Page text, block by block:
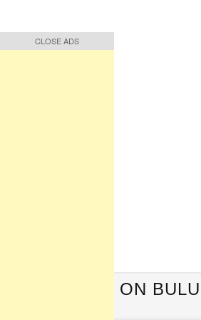
Quote Hari Puisi
QUOTES ON
CLOSE ADS
CLOSE ADS